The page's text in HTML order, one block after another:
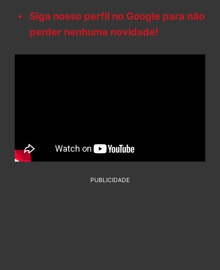
Siga nosso perfil no Google para não
perder nenhuma novidade!
PUBLICIDADE